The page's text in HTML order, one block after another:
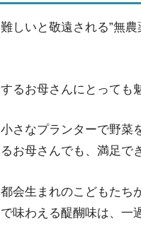
しいと敬遠される”無
るお母さんにとっても
さなプランターで野菜
お母さんでも、満足で
会生まれのこどもた
味わえる醍醐味は、一